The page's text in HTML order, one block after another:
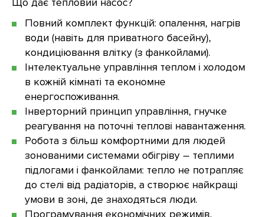
Повний комплект функцій: опалення, нагрів
води (навіть для приватного басейну),
кондиціювання влітку (з фанкойлами).
Інтелектуальне управління теплом і холодом
в кожній кімнаті та економне
енергоспоживання.
Інверторний принцип управління, гнучке
реагування на поточні теплові навантаження.
Робота з більш комфортними для людей
зонованими системами обігріву – теплими
підлогами і фанкойлами: тепло не потрапляє
до стелі від радіаторів, а створює найкращі
умови в зоні, де знаходяться люди.
Програмування економічних режимів,